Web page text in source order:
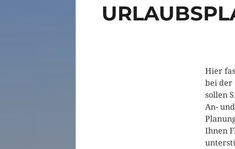
Hier
bei der
sollen
An-
Ihnen